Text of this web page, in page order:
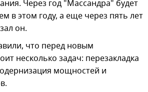
Через год "Массандра" будет
в этом году, а еще через пять лет
он.
что перед новым
несколько задач: перезакладка
мощностей и